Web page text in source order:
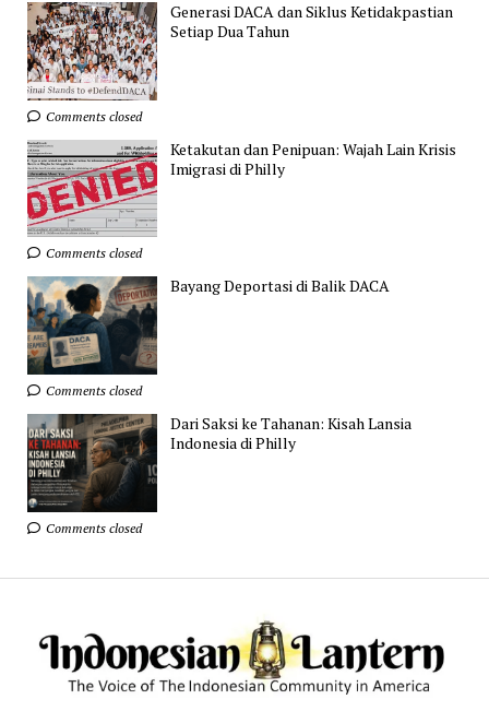
Generasi DACA dan Siklus Ketidakpastian
Setiap Dua Tahun
Comments closed
Ketakutan dan Penipuan: Wajah Lain Krisis
Imigrasi di Philly
Comments closed
Bayang Deportasi di Balik DACA
Comments closed
Dari Saksi ke Tahanan: Kisah Lansia
Indonesia di Philly
Comments closed